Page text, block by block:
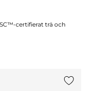
certifierat trä och